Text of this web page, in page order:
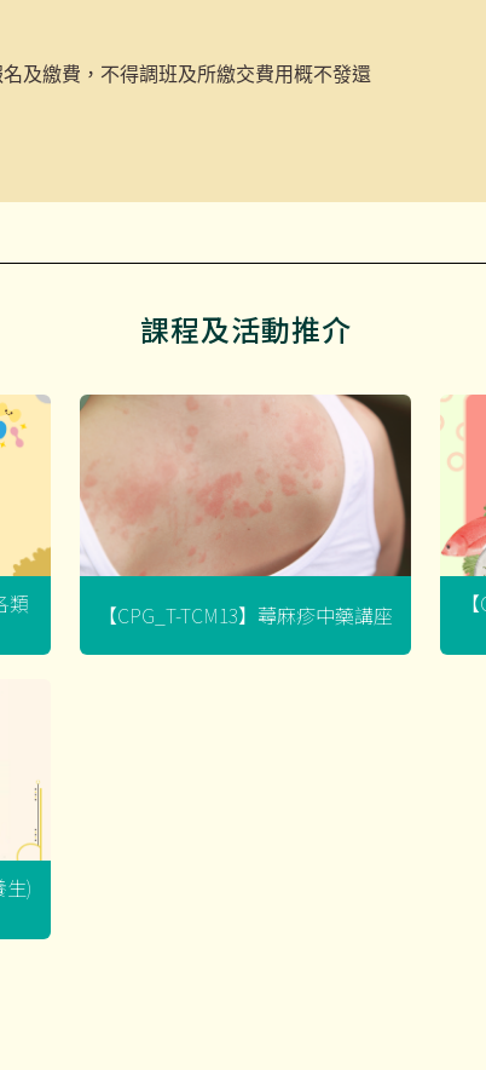
及繳費，不得調班及所繳交費用概不發還
課程及活動推介
類 【CPG_T-TCM13】蕁麻疹中藥講座
生)